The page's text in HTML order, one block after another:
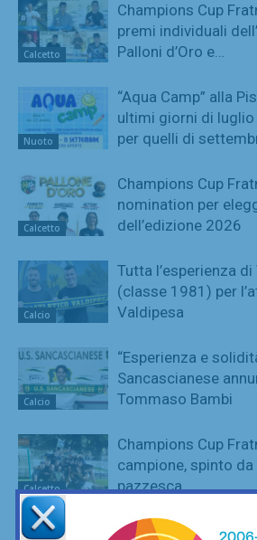
Calcetto
Champions Cup
premi individuali
Palloni d’Oro e…
Nuoto
“Aqua Camp” alla
ultimi giorni di
per quelli di
Calcetto
Champions Cup
nomination per
dell’edizione 2026
Calcio
Tutta l’esperienza
(classe 1981) per
Valdipesa
Calcio
“Esperienza e
Sancascianese
Tommaso Bambi
Calcetto
Champions Cup
campione, spinto
pazzesca
League Cup: Nutini e